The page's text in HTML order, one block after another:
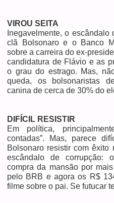
VIROU SEITA
Inegavelmente, o
clã Bolsonaro e o Banco
sobre a carreira do ex-
candidatura de Flávio e as
o grau do estrago. Mas,
queda, os bolsonaristas
canina de cerca de 30% do
DIFÍCIL RESISTIR
Em política,
contadas”. Mas, parece
Bolsonaro resistir com êxito
escândalo de corrupção:
compra da mansão por
pelo BRB e agora os R$
filme sobre o pai. Se futucar